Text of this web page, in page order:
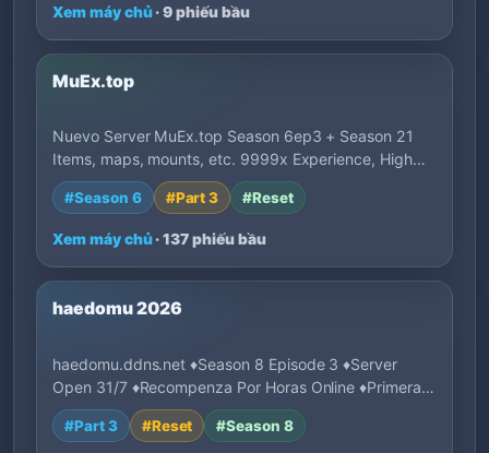
Xem máy chủ· 9 phiếu bầu
MuEx.top
Nuevo Server MuEx.top Season 6ep3 + Season 21
Items, maps, mounts, etc. 9999x Experience, High…
#Season 6 #Part 3 #Reset
Xem máy chủ· 137 phiếu bầu
haedomu 2026
haedomu.ddns.net ♦Season 8 Episode 3 ♦Server
Open 31/7 ♦Recompenza Por Horas Online ♦Primeras
1…
#Part 3 #Reset #Season 8